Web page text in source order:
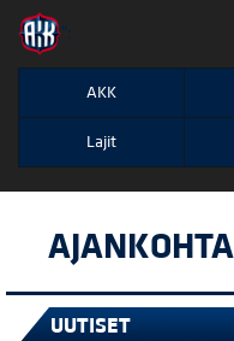
";
AKK
Lajit
UUTISET